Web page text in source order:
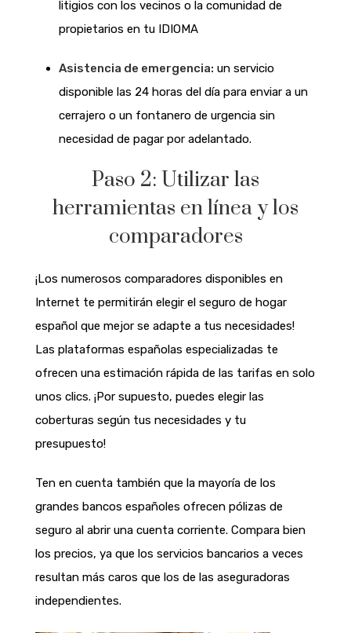
litigios con los vecinos o la comunidad de
propietarios en tu IDIOMA
Asistencia de emergencia: un servicio
disponible las 24 horas del día para enviar a un
cerrajero o un fontanero de urgencia sin
necesidad de pagar por adelantado.
Paso 2: Utilizar las
herramientas en línea y los
comparadores
¡Los numerosos comparadores disponibles en
Internet te permitirán elegir el seguro de hogar
español que mejor se adapte a tus necesidades!
Las plataformas españolas especializadas te
ofrecen una estimación rápida de las tarifas en solo
unos clics. ¡Por supuesto, puedes elegir las
coberturas según tus necesidades y tu
presupuesto!
Ten en cuenta también que la mayoría de los
grandes bancos españoles ofrecen pólizas de
seguro al abrir una cuenta corriente. Compara bien
los precios, ya que los servicios bancarios a veces
resultan más caros que los de las aseguradoras
independientes.